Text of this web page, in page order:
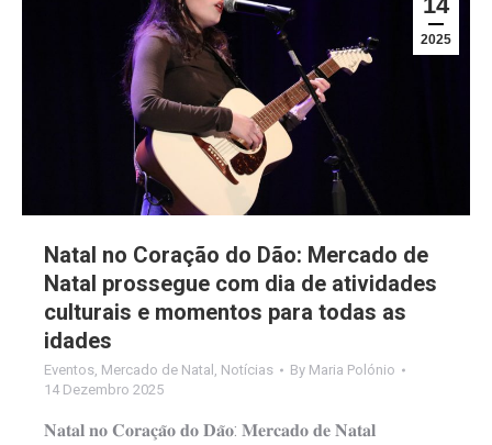
2025
Natal no Coração do Dão: Mercado de
Natal prossegue com dia de atividades
culturais e momentos para todas as
idades
Eventos Mercado de Natal Notícias By Maria Polónio
14 Dezembro 2025
𝐍𝐚𝐭𝐚𝐥 𝐧𝐨 𝐂𝐨𝐫𝐚𝐜̧𝐚̃𝐨 𝐝𝐨 𝐃𝐚̃𝐨: 𝐌𝐞𝐫𝐜𝐚𝐝𝐨 𝐝𝐞 𝐍𝐚𝐭𝐚𝐥